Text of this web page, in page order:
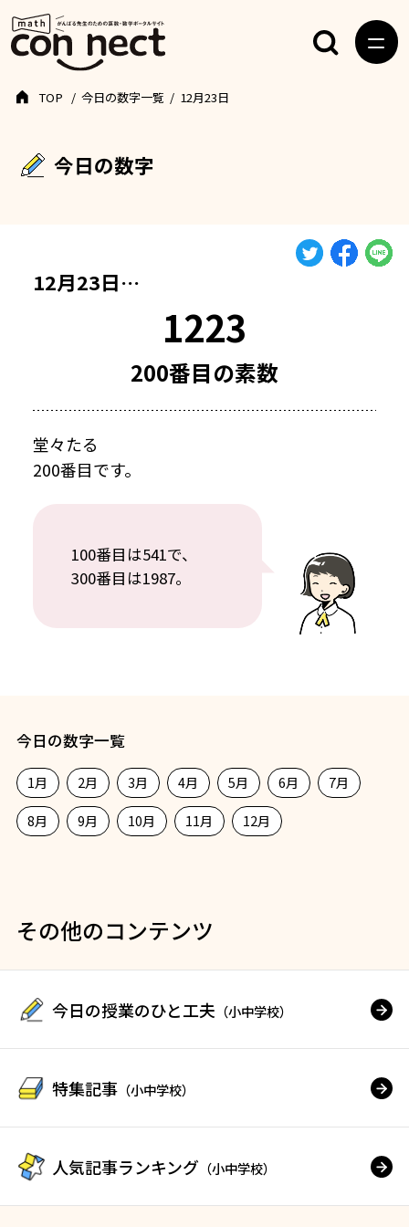
今日の数字
TOP 今日の数字一覧 12月23日
12月23日…
1223
200番目の素数
堂々たる
200番目です。
100番目は541で、
300番目は1987。
今日の数字一覧
1月 2月 3月 4月 5月 6月
7月
8月
9月 10月 11月 12月
その他のコンテンツ
今日の授業のひと工夫 （小中学校）
特集記事 （小中学校）
人気記事ランキング （小中学校）